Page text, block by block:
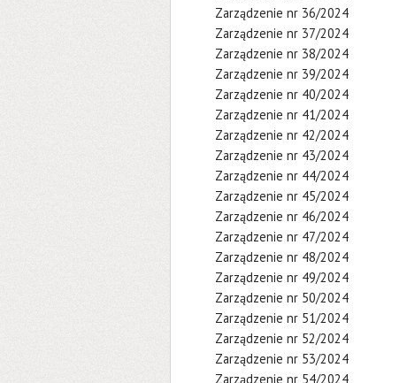
Zarządzenie nr 36/2024
Zarządzenie nr 37/2024
Zarządzenie nr 38/2024
Zarządzenie nr 39/2024
Zarządzenie nr 40/2024
Zarządzenie nr 41/2024
Zarządzenie nr 42/2024
Zarządzenie nr 43/2024
Zarządzenie nr 44/2024
Zarządzenie nr 45/2024
Zarządzenie nr 46/2024
Zarządzenie nr 47/2024
Zarządzenie nr 48/2024
Zarządzenie nr 49/2024
Zarządzenie nr 50/2024
Zarządzenie nr 51/2024
Zarządzenie nr 52/2024
Zarządzenie nr 53/2024
Zarządzenie nr 54/2024